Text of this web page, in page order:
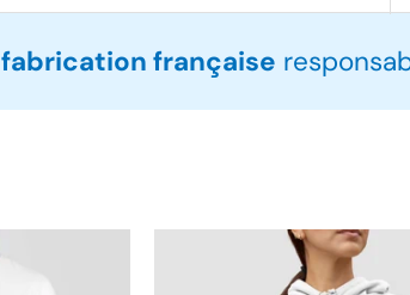
fabrication française